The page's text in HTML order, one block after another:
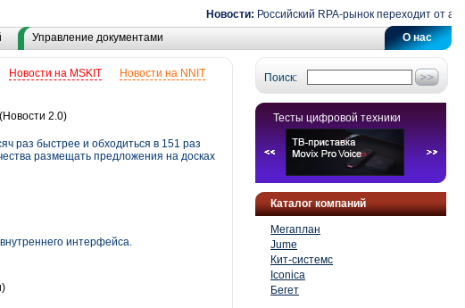
Новости: Российский RPA-рынок переходит от
О нас
Управление документами
Поиск:
Тесты цифровой техники
Каталог компаний
Мегаплан
Jume
Кит-системс
Iconica
Бегет
Новости на NNIT
Новости на MSKIT
(Новости 2.0)
раз быстрее и обходиться в 151 раз
размещать предложения на досках
интерфейса.